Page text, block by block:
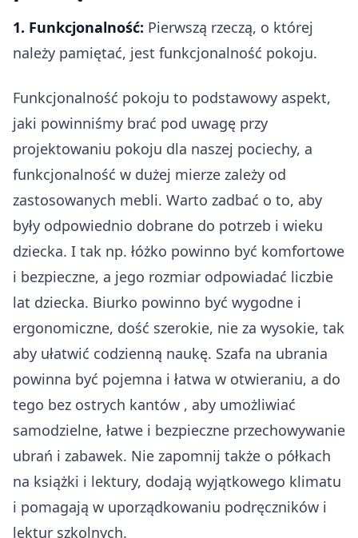
1. Funkcjonalność: Pierwszą rzeczą, o której
należy pamiętać, jest funkcjonalność pokoju.
Funkcjonalność pokoju to podstawowy aspekt,
jaki powinniśmy brać pod uwagę przy
projektowaniu pokoju dla naszej pociechy, a
funkcjonalność w dużej mierze zależy od
zastosowanych mebli. Warto zadbać o to, aby
były odpowiednio dobrane do potrzeb i wieku
dziecka. I tak np. łóżko powinno być komfortowe
i bezpieczne, a jego rozmiar odpowiadać liczbie
lat dziecka. Biurko powinno być wygodne i
ergonomiczne, dość szerokie, nie za wysokie, tak
aby ułatwić codzienną naukę. Szafa na ubrania
powinna być pojemna i łatwa w otwieraniu, a do
tego bez ostrych kantów , aby umożliwiać
samodzielne, łatwe i bezpieczne przechowywanie
ubrań i zabawek. Nie zapomnij także o półkach
na książki i lektury, dodają wyjątkowego klimatu
i pomagają w uporządkowaniu podręczników i
lektur szkolnych.